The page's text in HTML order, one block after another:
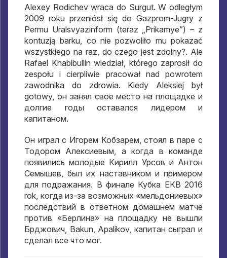
Alexey Rodichev wraca do Surgut. W odległym
2009 roku przeniósł się do Gazprom-Jugry z
Permu Uralsvyazinform (teraz „Prikamye”) – z
kontuzją barku, co nie pozwoliło mu pokazać
wszystkiego na raz, do czego jest zdolny?. Ale
Rafael Khabibullin wiedział, którego zaprosił do
zespołu i cierpliwie pracował nad powrotem
zawodnika do zdrowia. Kiedy Aleksiej był
gotowy, он занял свое место на площадке и
долгие годы оставался лидером и
капитаном.
Он играл с Игорем Кобзарем,стоял в паре с
Тодором Алексиевым, а когда в команде
появились молодые Кирилл Урсов и Антон
Семышев,был их наставником и примером
для подражания. В финале Кубка ЕКВ 2016
rok, когда из-за возможных «мельдониевых»
последствий в ответном домашнем матче
против «Берлина» на площадку не вышли
Брджович, Bakun, Apalikov, капитан сыграл и
сделал все что мог.